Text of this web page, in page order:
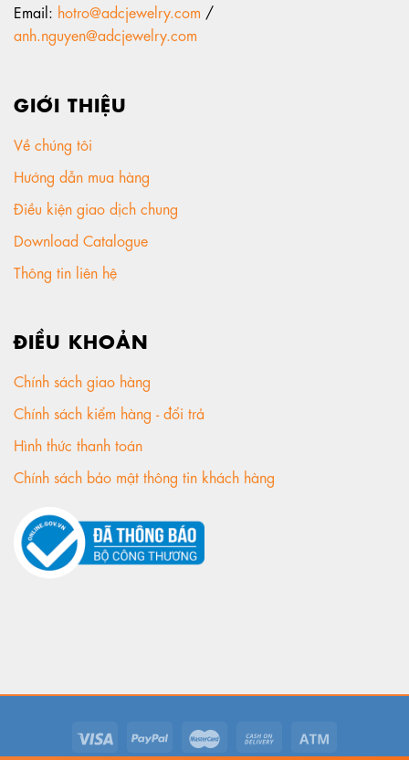
Email: hotro@adcjewelry.com /
anh.nguyen@adcjewelry.com
GIỚI THIỆU
Về chúng tôi
Hướng dẫn mua hàng
Điều kiện giao dịch chung
Download Catalogue
Thông tin liên hệ
ĐIỀU KHOẢN
Chính sách giao hàng
Chính sách kiểm hàng - đổi trả
Hình thức thanh toán
Chính sách bảo mật thông tin khách hàng